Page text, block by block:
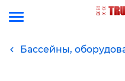
Бассейны,